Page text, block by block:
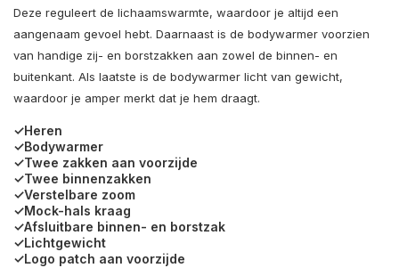
Deze reguleert de lichaamswarmte, waardoor je altijd een
aangenaam gevoel hebt. Daarnaast is de bodywarmer voorzien
van handige zij- en borstzakken aan zowel de binnen- en
buitenkant. Als laatste is de bodywarmer licht van gewicht,
waardoor je amper merkt dat je hem draagt.
✓Heren
✓Bodywarmer
✓Twee zakken aan voorzijde
✓Twee binnenzakken
✓Verstelbare zoom
✓Mock-hals kraag
✓Afsluitbare binnen- en borstzak
✓Lichtgewicht
✓Logo patch aan voorzijde